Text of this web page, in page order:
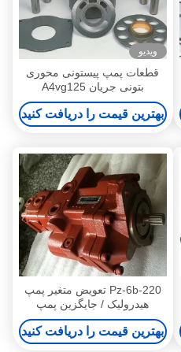
ویدیو
قطعات پمپ پیستونی محوری
بتونی جریان A4vg125
A4VG250 A4VG28 موجود
بهترین قیمت را دریافت کنید
Pz-6b-220 تعویض متغیر پمپ
هیدرولیک / جایگزین پمپ
پیستونی ناچی
بهترین قیمت را دریافت کنید